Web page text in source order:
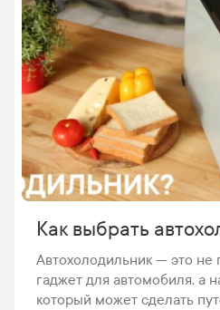
фильтров.
Как выбрать
Автохолодильник — это не
гаджет для автомобиля, а
который может сделать